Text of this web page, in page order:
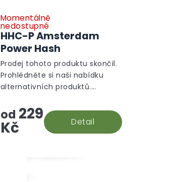
HHC-P Amsterdam
Power Hash
Momentálně
nedostupné
od 229
Kč Detail
Prodej tohoto produktu skončil.
Prohlédněte si naši nabídku
alternativních produktů.